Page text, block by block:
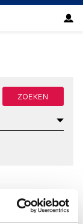
ZOEKEN